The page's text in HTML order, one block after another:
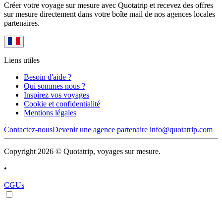
Créer votre voyage sur mesure avec Quotatrip et recevez des offres
sur mesure directement dans votre boîte mail de nos agences locales
partenaires.
Liens utiles
Besoin d'aide ?
Qui sommes nous ?
Inspirez vos voyages
Cookie et confidentialité
Mentions légales
Contactez-nousDevenir une agence partenaire info@quotatrip.com
Copyright 2026 © Quotatrip, voyages sur mesure.
•
CGUs